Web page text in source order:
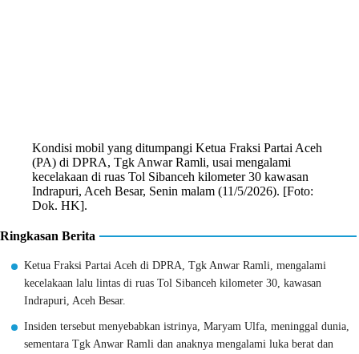
Kondisi mobil yang ditumpangi Ketua Fraksi Partai Aceh
(PA) di DPRA, Tgk Anwar Ramli, usai mengalami
kecelakaan di ruas Tol Sibanceh kilometer 30 kawasan
Indrapuri, Aceh Besar, Senin malam (11/5/2026). [Foto:
Dok. HK].
Ringkasan Berita
Ketua Fraksi Partai Aceh di DPRA, Tgk Anwar Ramli, mengalami
kecelakaan lalu lintas di ruas Tol Sibanceh kilometer 30, kawasan
Indrapuri, Aceh Besar.
Insiden tersebut menyebabkan istrinya, Maryam Ulfa, meninggal dunia,
sementara Tgk Anwar Ramli dan anaknya mengalami luka berat dan